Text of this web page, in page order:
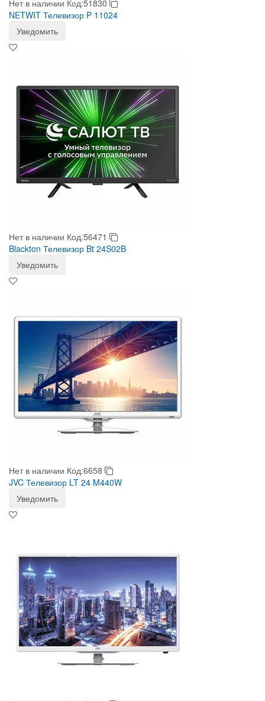
Нет в наличии Код:51830
NETWIT Телевизор P 11024
Уведомить
Нет в наличии Код:56471
Blackton Телевизор Bt 24S02B
Уведомить
Нет в наличии Код:6658
JVC Телевизор LT 24 M440W
Уведомить